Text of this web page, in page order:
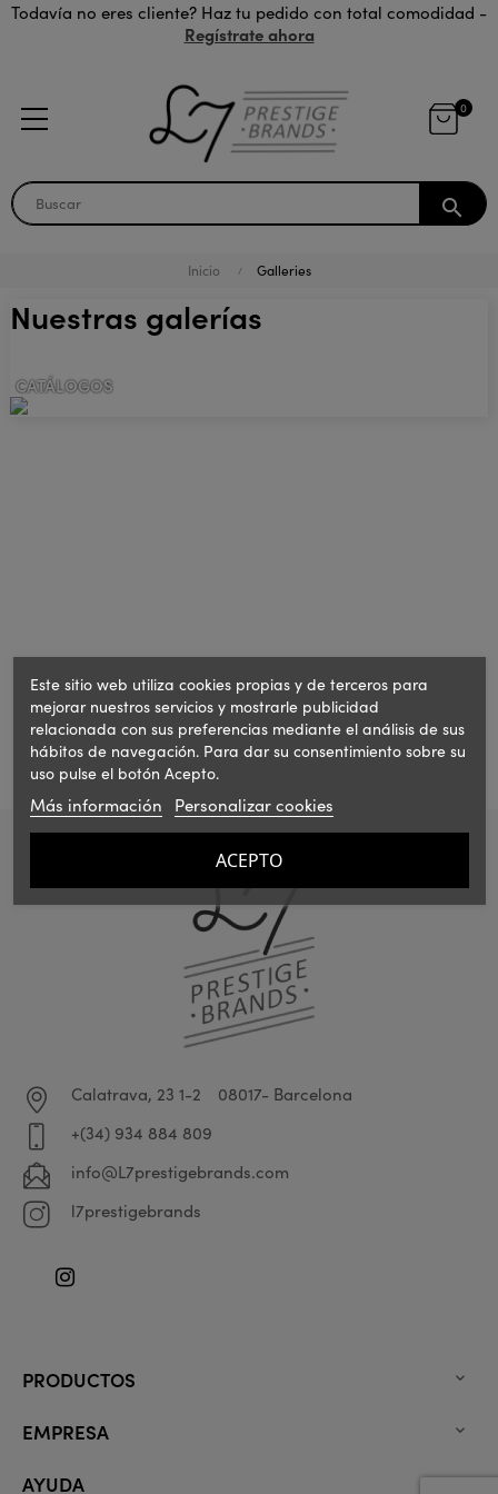
Todavía no eres cliente? Haz tu pedido con total comodidad -
Regístrate ahora
0
search
Inicio Galleries
Nuestras galerías
CATÁLOGOS
Este sitio web utiliza cookies propias y de terceros para
mejorar nuestros servicios y mostrarle publicidad
relacionada con sus preferencias mediante el análisis de sus
hábitos de navegación. Para dar su consentimiento sobre su
uso pulse el botón Acepto.
Más información Personalizar cookies
ACEPTO
Calatrava, 23 1-2
08017- Barcelona
+(34) 934 884 809
info@L7prestigebrands.com
l7prestigebrands
Instagram
PRODUCTOS 
EMPRESA 
AYUDA 